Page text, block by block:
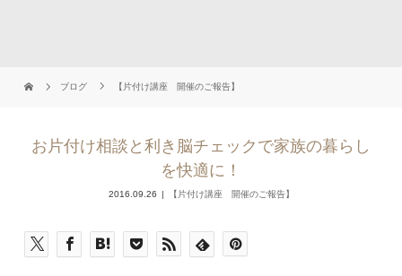
ブログ 【片付け講座 開催のご報告】
お片付け相談と利き脳チェックで家族の暮らし
を快適に！
2016.09.26 【片付け講座 開催のご報告】